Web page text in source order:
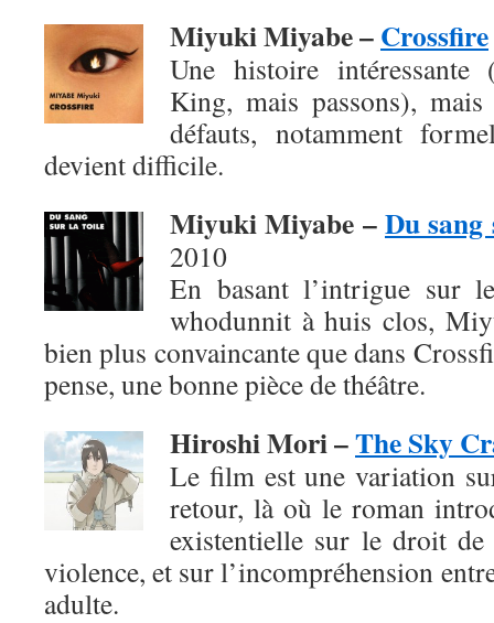
Miyuki Miyabe –Crossfire
Une histoire intéressante
King, mais passons),
défauts, notamment
devient difficile.
Miyuki Miyabe –Du
2010
En basant l’intrigue sur
whodunnit à huis clos,
bien plus convaincante que dans
pense, une bonne pièce de théâtre.
Hiroshi Mori –The Sky
Le film est une variation
retour, là où le roman
existentielle sur le droit
violence, et sur l’incompréhension
adulte.